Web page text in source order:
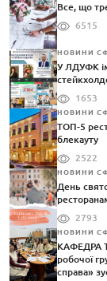
Все, що
6515
НОВИНИ
У ЛДУФК
1653
НОВИНИ
ТОП-5
блекауту
2522
НОВИНИ
День
2793
НОВИНИ
КАФЕДРА
робочої
справа»